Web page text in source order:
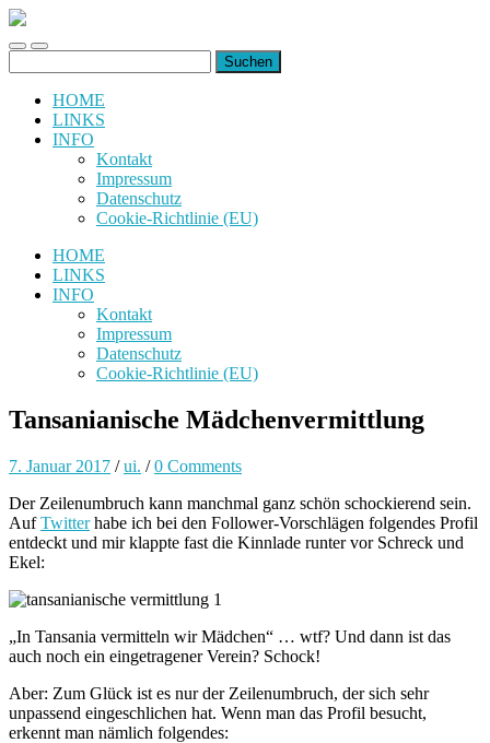
uiuiuiuiuiuiui.de
Toggle
mobile
Toggle
search
nach:
HOME
LINKS
INFO
Kontakt
Impressum
Datenschutz
Cookie-Richtlinie (EU)
HOME
LINKS
INFO
Kontakt
Impressum
Datenschutz
Cookie-Richtlinie (EU)
Tansanianische Mädchenvermittlung
7. Januar 2017 /ui. /0 Comments
Der Zeilenumbruch kann manchmal ganz schön schockierend sein.
AufTwitterhabe ich bei den Follower-Vorschlägen folgendes Profil
entdeckt und mir klappte fast die Kinnlade runter vor Schreck und
Ekel:
„In Tansania vermitteln wir Mädchen“ … wtf? Und dann ist das
auch noch ein eingetragener Verein? Schock!
Aber: Zum Glück ist es nur der Zeilenumbruch, der sich sehr
unpassend eingeschlichen hat. Wenn man das Profil besucht,
erkennt man nämlich folgendes: